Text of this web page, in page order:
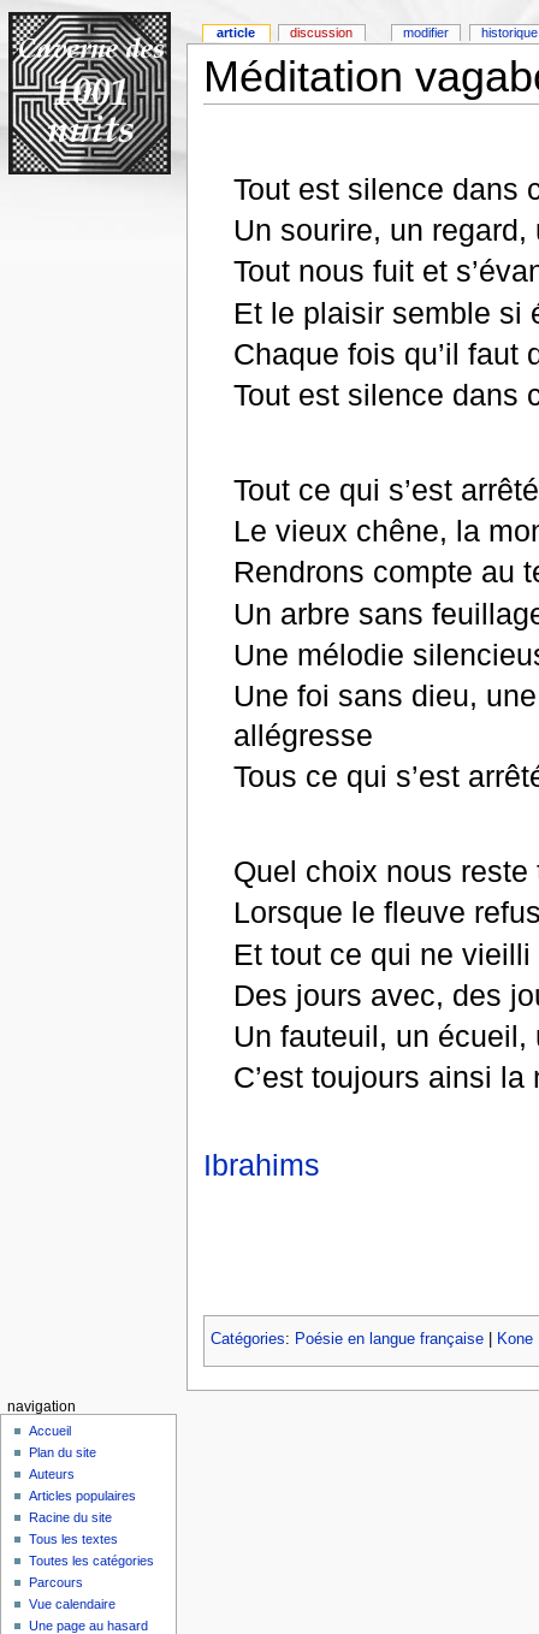
Méditation
Tout est silence dans
Un sourire, un
Tout nous fuit et
Et le plaisir semble si
Chaque fois qu’il
Tout est silence dans
Tout ce qui s’est
Le vieux chêne, la
Rendrons compte au
Un arbre sans
Une mélodie
Une foi sans dieu,
allégresse
Tous ce qui s’est
Quel choix nous reste
Lorsque le fleuve
Et tout ce qui ne
Des jours avec, des
Un fauteuil, un
C’est toujours ainsi
Ibrahims
Catégories: Poésie en langue française| Kone
article discussion modifier historique
navigation
Accueil
Plan du site
Auteurs
Articles populaires
Racine du site
Tous les textes
Toutes les catégories
Parcours
Vue calendaire
Une page au hasard